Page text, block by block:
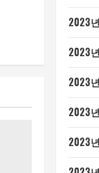
2023
2023
2023
2023
2023